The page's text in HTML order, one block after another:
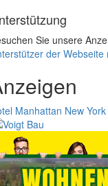
Sie unsere
der
Manhattan New York